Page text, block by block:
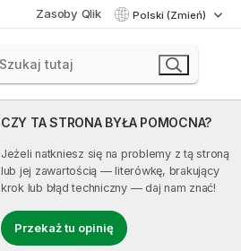
Zasoby Qlik Polski (Zmień)
CZY TA STRONA BYŁA POMOCNA?
Jeżeli natkniesz się na problemy z tą stroną
lub jej zawartością — literówkę, brakujący
krok lub błąd techniczny — daj nam znać!
Przekaż tu opinię